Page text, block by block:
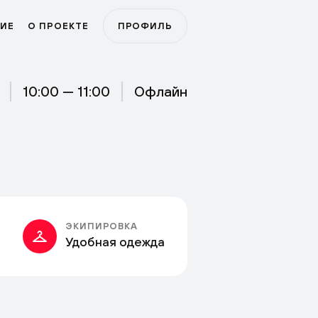
О ПРОЕКТЕ ПРОФИЛЬ
10:00 — 11:00 Офлайн
ЭКИПИРОВКА
Удобная одежда